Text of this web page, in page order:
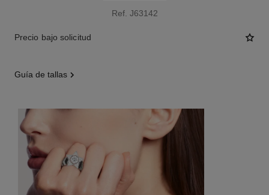
Ref. J63142
Precio bajo solicitud
guía de tallas